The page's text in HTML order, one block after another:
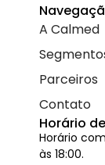
A Calmed
Parceiros
Contato
Horário
Horário
às 18:00.